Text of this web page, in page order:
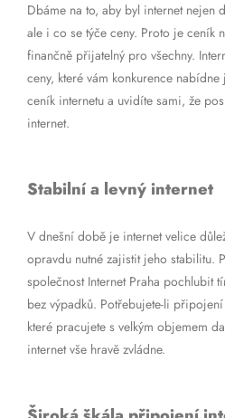
Dbáme na to, aby byl internet nejen
ale i co se týče ceny. Proto je ceník
finančně přijatelný pro všechny.
ceny, které vám konkurence
ceník internetu a uvidíte sami, že
internet.
Stabilní a levný internet
V dnešní době je internet velice
opravdu nutné zajistit jeho stabilitu.
společnost Internet Praha pochlubit
bez výpadků. Potřebujete-li
které pracujete s velkým objemem
internet vše hravě zvládne.